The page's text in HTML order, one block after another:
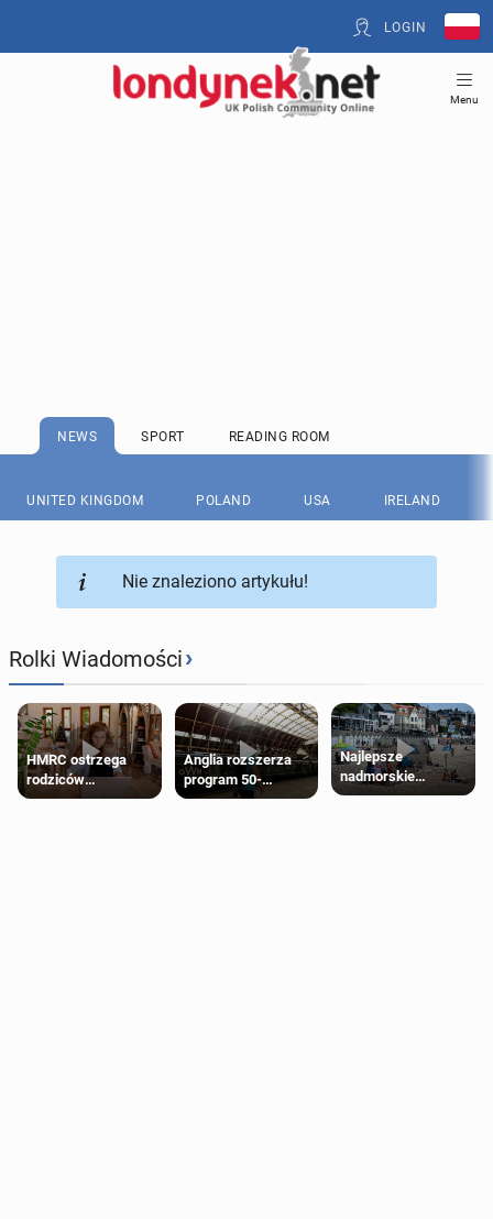
LOGIN
Menu
NEWS SPORT READING ROOM
UNITED KINGDOM POLAND USA IRELAND
Nie znaleziono artykułu!
Rolki Wiadomości›
HMRC ostrzega
rodziców
pobierających Child
Anglia rozszerza
program 50-
procentowych
Najlepsze
nadmorskie
miasteczko blisko